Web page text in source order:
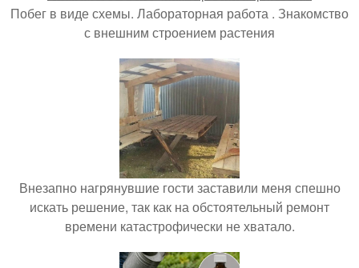
Побег в виде схемы. Лабораторная работа . Знакомство
с внешним строением растения
Внезапно нагрянувшие гости заставили меня спешно
искать решение, так как на обстоятельный ремонт
времени катастрофически не хватало.